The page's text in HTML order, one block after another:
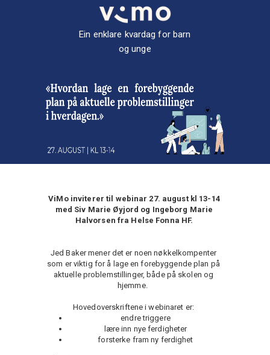
Ein enklare kvardag for barn
og unge
ViMo inviterer til webinar 27. august kl 13-14
med Siv Marie Øyjord og Ingeborg Marie
Halvorsen fra Helse Fonna HF.
Jed Baker mener det er noen nøkkelkompenter
som er viktig for å lage en forebyggende plan på
aktuelle problemstillinger, både på skolen og
hjemme.
Hovedoverskriftene i webinaret er:
endre triggere
lære inn nye ferdigheter
forsterke fram ny ferdighet